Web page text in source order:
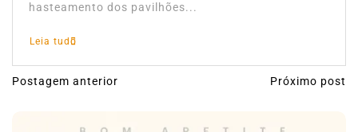
hasteamento dos pavilhões...
Leia tudo
N
Postagem anterior Próximo post